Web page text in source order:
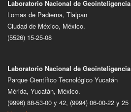
Laboratorio Nacional de Geointeligencia
Lomas de Padierna, Tlalpan
Ciudad de México, México.
(5526) 15-25-08
Laboratorio Nacional de Geointeligencia
Parque Científico Tecnológico Yucatán
Mérida, Yucatán, México.
(9996) 88-53-00 y 42, (9994) 06-00-22 y 25